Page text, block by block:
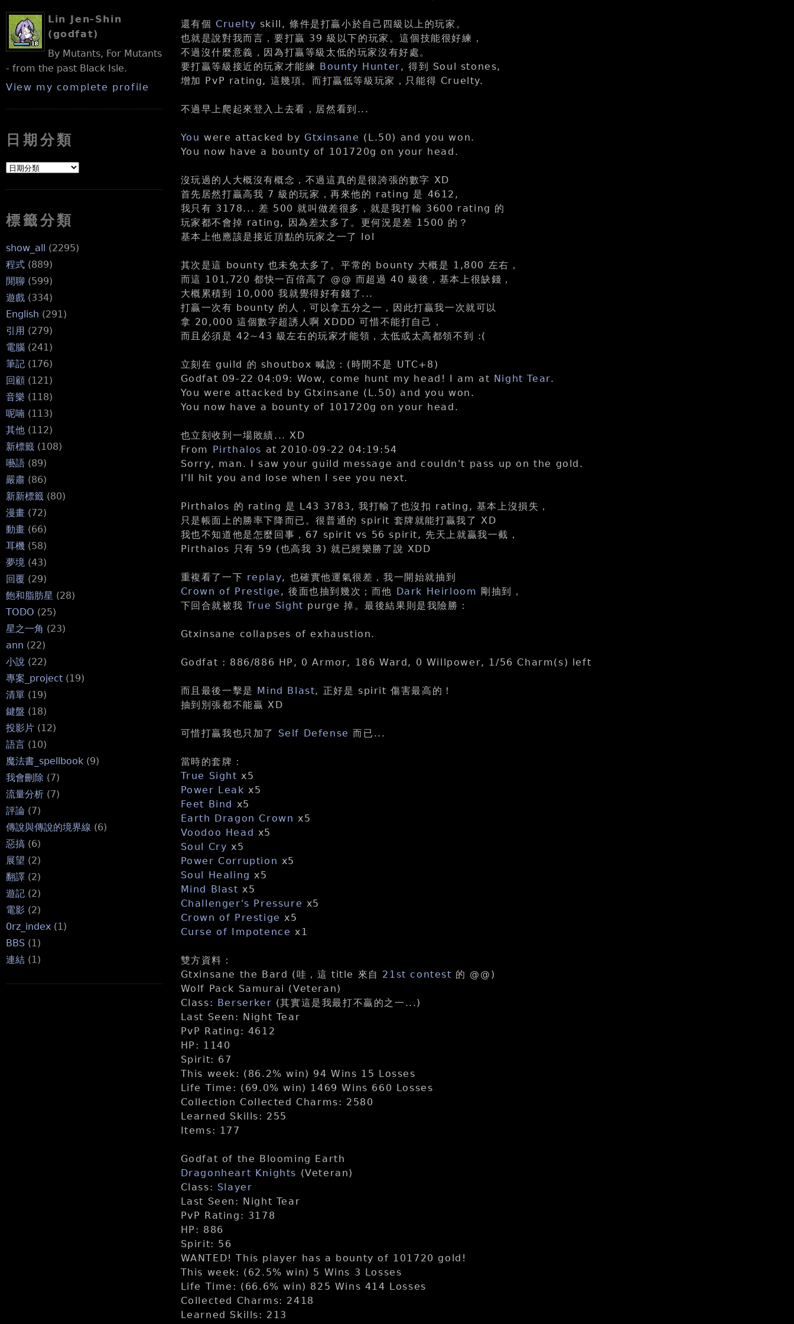
Lin Jen-Shin
(godfat)
By Mutants, For Mutants
- from the past Black Isle.
View my complete profile
日期分類
標籤分類
show_all (2295)
程式 (889)
閒聊 (599)
遊戲 (334)
English (291)
引用 (279)
電腦 (241)
筆記 (176)
回顧 (121)
音樂 (118)
呢喃 (113)
其他 (112)
新標籤 (108)
囈語 (89)
嚴肅 (86)
新新標籤 (80)
漫畫 (72)
動畫 (66)
耳機 (58)
夢境 (43)
回覆 (29)
飽和脂肪星 (28)
TODO (25)
星之一角 (23)
ann (22)
小說 (22)
專案_project (19)
清單 (19)
鍵盤 (18)
投影片 (12)
語言 (10)
魔法書_spellbook (9)
我會刪除 (7)
流量分析 (7)
評論 (7)
傳說與傳說的境界線 (6)
惡搞 (6)
展望 (2)
翻譯 (2)
遊記 (2)
電影 (2)
0rz_index (1)
BBS (1)
連結 (1)
還有個 Cruelty skill, 條件是打贏小於自己四級以上的玩家。
也就是說對我而言，要打贏 39 級以下的玩家。這個技能很好練，
不過沒什麼意義，因為打贏等級太低的玩家沒有好處。
要打贏等級接近的玩家才能練 Bounty Hunter, 得到 Soul stones,
增加 PvP rating, 這幾項。而打贏低等級玩家，只能得 Cruelty.
不過早上爬起來登入上去看，居然看到...
You were attacked by Gtxinsane (L.50) and you won.
You now have a bounty of 101720g on your head.
沒玩過的人大概沒有概念，不過這真的是很誇張的數字 XD
首先居然打贏高我 7 級的玩家，再來他的 rating 是 4612,
我只有 3178... 差 500 就叫做差很多，就是我打輸 3600 rating 的
玩家都不會掉 rating, 因為差太多了。更何況是差 1500 的？
基本上他應該是接近頂點的玩家之一了 lol
其次是這 bounty 也未免太多了。平常的 bounty 大概是 1,800 左右，
而這 101,720 都快一百倍高了 @@ 而超過 40 級後，基本上很缺錢，
大概累積到 10,000 我就覺得好有錢了...
打贏一次有 bounty 的人，可以拿五分之一，因此打贏我一次就可以
拿 20,000 這個數字超誘人啊 XDDD 可惜不能打自己，
而且必須是 42~43 級左右的玩家才能領，太低或太高都領不到 :(
立刻在 guild 的 shoutbox 喊說：(時間不是 UTC+8)
Godfat 09-22 04:09: Wow, come hunt my head! I am at Night Tear.
You were attacked by Gtxinsane (L.50) and you won.
You now have a bounty of 101720g on your head.
也立刻收到一場敗績... XD
From Pirthalos at 2010-09-22 04:19:54
Sorry, man. I saw your guild message and couldn't pass up on the gold.
I'll hit you and lose when I see you next.
Pirthalos 的 rating 是 L43 3783, 我打輸了也沒扣 rating, 基本上沒損失，
只是帳面上的勝率下降而已。很普通的 spirit 套牌就能打贏我了 XD
我也不知道他是怎麼回事，67 spirit vs 56 spirit, 先天上就贏我一截，
Pirthalos 只有 59 (也高我 3) 就已經樂勝了說 XDD
重複看了一下 replay, 也確實他運氣很差，我一開始就抽到
Crown of Prestige , 後面也抽到幾次；而他 Dark Heirloom 剛抽到，
下回合就被我 True Sight purge 掉。最後結果則是我險勝：
Gtxinsane collapses of exhaustion.
Godfat : 886/886 HP, 0 Armor, 186 Ward, 0 Willpower, 1/56 Charm(s) left
而且最後一擊是 Mind Blast, 正好是 spirit 傷害最高的！
抽到別張都不能贏 XD
可惜打贏我也只加了 Self Defense 而已...
當時的套牌：
True Sight x5
Power Leak x5
Feet Bind x5
Earth Dragon Crown x5
Voodoo Head x5
Soul Cry x5
Power Corruption x5
Soul Healing x5
Mind Blast x5
Challenger's Pressure x5
Crown of Prestige x5
Curse of Impotence x1
雙方資料：
Gtxinsane the Bard (哇，這 title 來自 21st contest 的 @@)
Wolf Pack Samurai (Veteran)
Class: Berserker (其實這是我最打不贏的之一...)
Last Seen: Night Tear
PvP Rating: 4612
HP: 1140
Spirit: 67
This week: (86.2% win) 94 Wins 15 Losses
Life Time: (69.0% win) 1469 Wins 660 Losses
Collection Collected Charms: 2580
Learned Skills: 255
Items: 177
Godfat of the Blooming Earth
Dragonheart Knights (Veteran)
Class: Slayer
Last Seen: Night Tear
PvP Rating: 3178
HP: 886
Spirit: 56
WANTED! This player has a bounty of 101720 gold!
This week: (62.5% win) 5 Wins 3 Losses
Life Time: (66.6% win) 825 Wins 414 Losses
Collected Charms: 2418
Learned Skills: 213